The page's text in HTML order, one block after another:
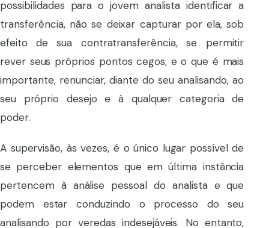
possibilidades para o jovem analista identificar a
transferência, não se deixar capturar por ela, sob
efeito de sua contratransferência, se permitir
rever seus próprios pontos cegos, e o que é mais
importante, renunciar, diante do seu analisando, ao
seu próprio desejo e à qualquer categoria de
poder.
A supervisão, às vezes, é o único lugar possível de
se perceber elementos que em última instância
pertencem à análise pessoal do analista e que
podem estar conduzindo o processo do seu
analisando por veredas indesejáveis. No entanto,